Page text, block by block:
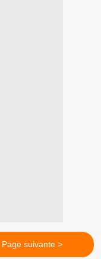
Page suivante >